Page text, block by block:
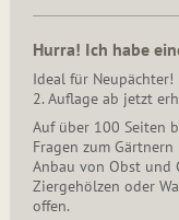
Hurra! Ich habe
Ideal für Neupächter!
2. Auflage ab jetzt
Auf über 100 Seiten
Fragen zum Gärtnern
Anbau von Obst und
Ziergehölzen oder
offen.